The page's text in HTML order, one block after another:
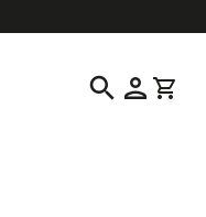
search person shopping_cart